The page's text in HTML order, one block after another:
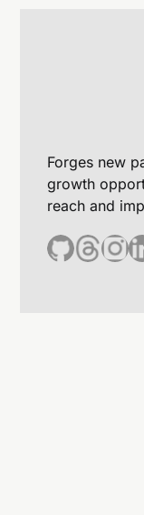
Forges new
growth
reach and